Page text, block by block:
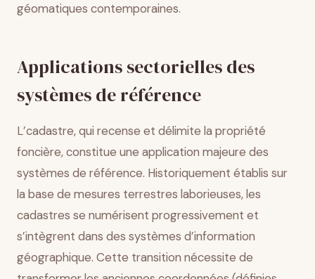
géomatiques contemporaines.
Applications sectorielles des
systèmes de référence
L’cadastre, qui recense et délimite la propriété
foncière, constitue une application majeure des
systèmes de référence. Historiquement établis sur
la base de mesures terrestres laborieuses, les
cadastres se numérisent progressivement et
s’intègrent dans des systèmes d’information
géographique. Cette transition nécessite de